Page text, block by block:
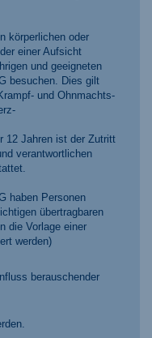
körperlichen oder
einer Aufsicht
und geeigneten
besuchen. Dies gilt
und Ohnmachts-
12 Jahren ist der Zutritt
verantwortlichen
haben Personen
übertragbaren
die Vorlage einer
werden)
berauschender